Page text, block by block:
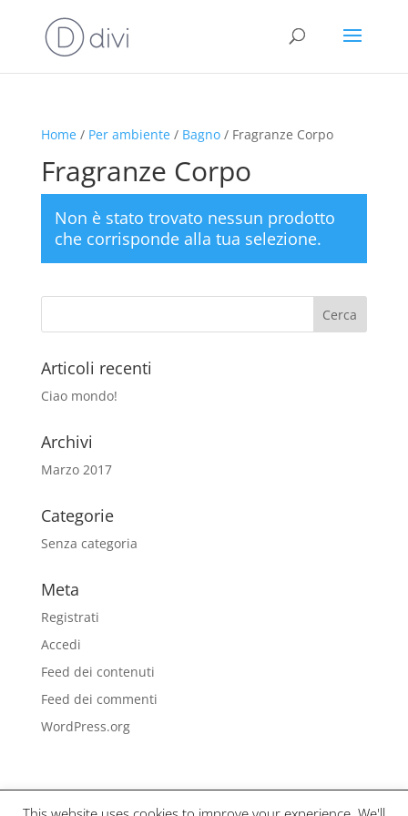
Home/ Per ambiente/ Bagno/ Fragranze Corpo
Fragranze Corpo
Non è stato trovato nessun prodotto
che corrisponde alla tua selezione.
Articoli recenti
Ciao mondo!
Archivi
Marzo 2017
Categorie
Senza categoria
Meta
Registrati
Accedi
Feed dei contenuti
Feed dei commenti
WordPress.org